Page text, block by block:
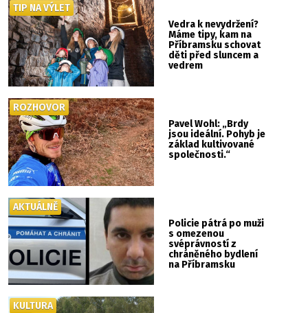
Vedra k nevydržení?
Máme tipy, kam na
Příbramsku schovat
děti před sluncem a
vedrem
TIP NA VÝLET
Pavel Wohl: „Brdy
jsou ideální. Pohyb je
základ kultivované
společnosti.“
ROZHOVOR
Policie pátrá po muži
s omezenou
svéprávností z
chráněného bydlení
na Příbramsku
AKTUÁLNĚ
KULTURA